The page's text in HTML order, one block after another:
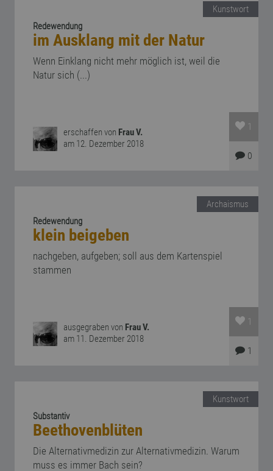
Kunstwort
Redewendung
im Ausklang mit der Natur
Wenn Einklang nicht mehr möglich ist, weil die
Natur sich (...)
erschaffen von Frau V.
am 12. Dezember 2018
1
0
Archaismus
Redewendung
klein beigeben
nachgeben, aufgeben; soll aus dem Kartenspiel
stammen
ausgegraben von Frau V.
am 11. Dezember 2018
1
1
Kunstwort
Substantiv
Beethovenblüten
Die Alternativmedizin zur Alternativmedizin. Warum
muss es immer Bach sein?